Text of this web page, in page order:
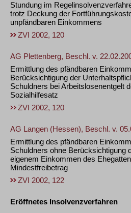
Stundung im
trotz Deckung der
unpfändbaren Einkommens
ZVI 2002, 120
AG Plettenberg, Beschl. v.
Ermittlung des pfändbaren
Berücksichtigung der
Schuldners bei Arbeitslosenentgelt
Sozialhilfesatz
ZVI 2002, 120
AG Langen (Hessen), Beschl. v.
Ermittlung des pfändbaren
Schuldners ohne Berücksichtigung
eigenem Einkommen des
Mindestfreibetrag
ZVI 2002, 122
Eröffnetes Insolvenzverfahren